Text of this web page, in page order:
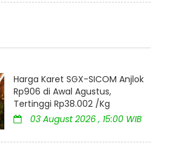
Harga Karet SGX-SICOM Anjlok
Rp906 di Awal Agustus,
Tertinggi Rp38.002 /Kg
03 August 2026 , 15:00 WIB